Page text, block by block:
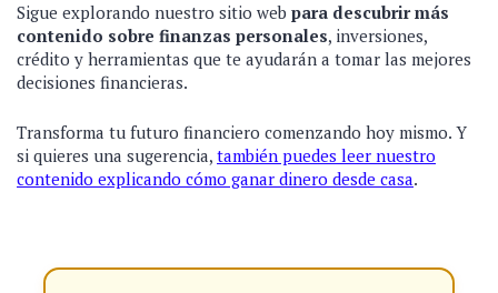
Sigue explorando nuestro sitio web para descubrir más
contenido sobre finanzas personales, inversiones,
crédito y herramientas que te ayudarán a tomar las mejores
decisiones financieras.
Transforma tu futuro financiero comenzando hoy mismo. Y
si quieres una sugerencia, también puedes leer nuestro
contenido explicando cómo ganar dinero desde casa.